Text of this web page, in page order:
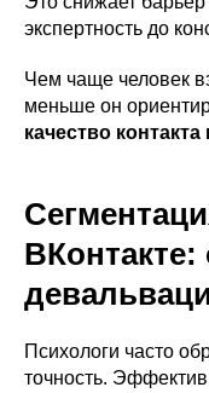
экспертность до
Чем чаще человек
меньше он
качество
ВКонтакте:
Психологи часто
точность.